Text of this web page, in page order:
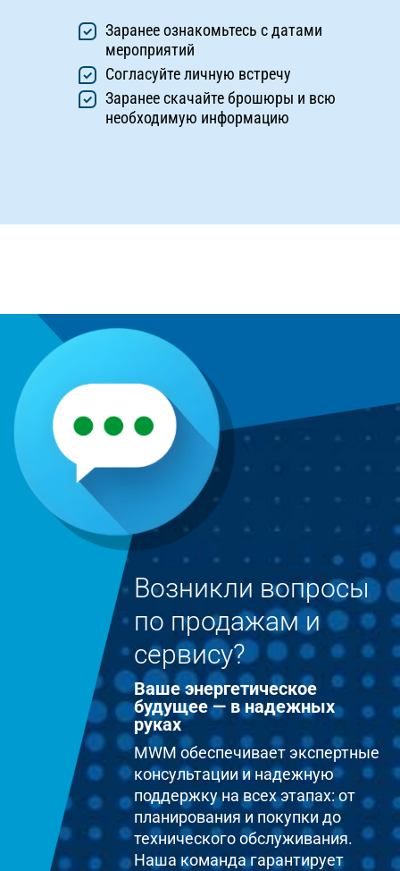
Заранее ознакомьтесь с датами
мероприятий
Согласуйте личную встречу
Заранее скачайте брошюры и всю
необходимую информацию
Возникли вопросы
по продажам и
сервису?
Ваше энергетическое
будущее — в надежных
руках
MWM обеспечивает экспертные
консультации и надежную
поддержку на всех этапах: от
планирования и покупки до
технического обслуживания.
Наша команда гарантирует